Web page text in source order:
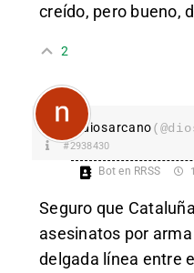
creído, pero bueno,
2
diosarcano
#2938430
Bot en RRSS
Seguro que
asesinatos por
delgada línea entre